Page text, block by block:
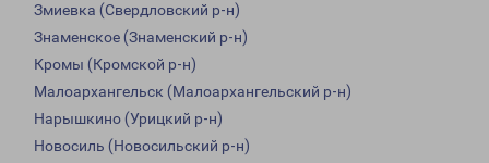
Змиевка (Свердловский р-н)
Знаменское (Знаменский р-н)
Кромы (Кромской р-н)
Малоархангельск (Малоархангельский р-н)
Нарышкино (Урицкий р-н)
Новосиль (Новосильский р-н)